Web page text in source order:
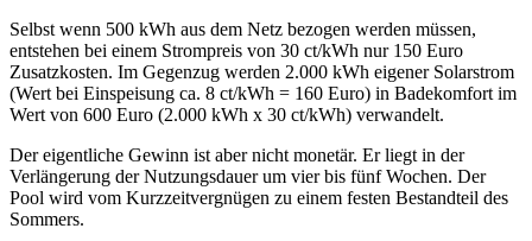
Selbst wenn 500 kWh aus dem Netz bezogen werden müssen,
entstehen bei einem Strompreis von 30 ct/kWh nur 150 Euro
Zusatzkosten. Im Gegenzug werden 2.000 kWh eigener Solarstrom
(Wert bei Einspeisung ca. 8 ct/kWh = 160 Euro) in Badekomfort im
Wert von 600 Euro (2.000 kWh x 30 ct/kWh) verwandelt.
Der eigentliche Gewinn ist aber nicht monetär. Er liegt in der
Verlängerung der Nutzungsdauer um vier bis fünf Wochen. Der
Pool wird vom Kurzzeitvergnügen zu einem festen Bestandteil des
Sommers.